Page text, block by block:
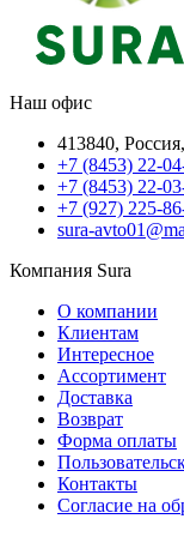
Наш офис
413840,
+7 (8453) 22-
+7 (8453) 22-
+7 (927) 225-
sura-
Компания Sura
О компании
Клиентам
Интересное
Ассортимент
Доставка
Возврат
Форма оплаты
Контакты
Согласие на